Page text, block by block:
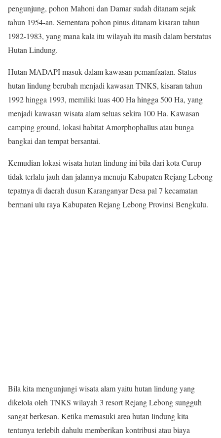
pengunjung, pohon Mahoni dan Damar sudah ditanam sejak
tahun 1954-an. Sementara pohon pinus ditanam kisaran tahun
1982-1983, yang mana kala itu wilayah itu masih dalam berstatus
Hutan Lindung.
Hutan MADAPI masuk dalam kawasan pemanfaatan. Status
hutan lindung berubah menjadi kawasan TNKS, kisaran tahun
1992 hingga 1993, memiliki luas 400 Ha hingga 500 Ha, yang
menjadi kawasan wisata alam seluas sekira 100 Ha. Kawasan
camping ground, lokasi habitat Amorphophallus atau bunga
bangkai dan tempat bersantai.
Kemudian lokasi wisata hutan lindung ini bila dari kota Curup
tidak terlalu jauh dan jalannya menuju Kabupaten Rejang Lebong
tepatnya di daerah dusun Karanganyar Desa pal 7 kecamatan
bermani ulu raya Kabupaten Rejang Lebong Provinsi Bengkulu.
Bila kita mengunjungi wisata alam yaitu hutan lindung yang
dikelola oleh TNKS wilayah 3 resort Rejang Lebong sungguh
sangat berkesan. Ketika memasuki area hutan lindung kita
tentunya terlebih dahulu memberikan kontribusi atau biaya